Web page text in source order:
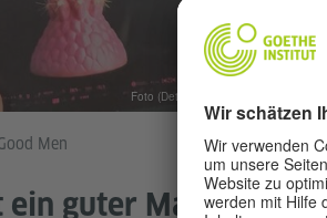
Men
ein guter Mann?
Foto (Detail) © Sofia Kleftaki